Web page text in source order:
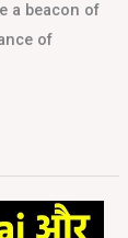
a beacon of
of